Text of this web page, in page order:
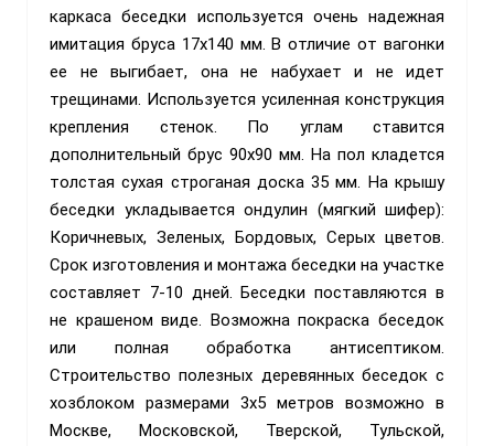
каркаса беседки используется очень надежная
имитация бруса 17х140 мм. В отличие от вагонки
ее не выгибает, она не набухает и не идет
трещинами. Используется усиленная конструкция
крепления стенок. По углам ставится
дополнительный брус 90х90 мм. На пол кладется
толстая сухая строганая доска 35 мм. На крышу
беседки укладывается ондулин (мягкий шифер):
Коричневых, Зеленых, Бордовых, Серых цветов.
Срок изготовления и монтажа беседки на участке
составляет 7-10 дней. Беседки поставляются в
не крашеном виде. Возможна покраска беседок
или полная обработка антисептиком.
Строительство полезных деревянных беседок с
хозблоком размерами 3х5 метров возможно в
Москве, Московской, Тверской, Тульской,